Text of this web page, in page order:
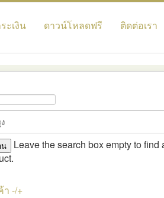
ะเงิน ดาวน์โหลดฟรี ติดต่อเรา
Leave the search box empty to
-/+